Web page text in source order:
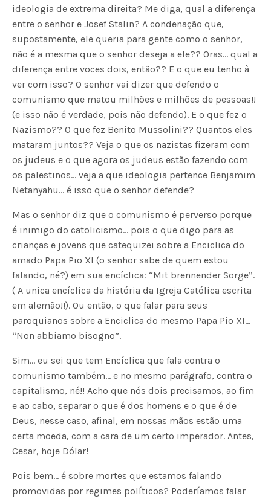
ideologia de extrema direita? Me diga, qual a diferença
entre o senhor e Josef Stalin? A condenação que,
supostamente, ele queria para gente como o senhor,
não é a mesma que o senhor deseja a ele?? Oras… qual a
diferença entre voces dois, então?? E o que eu tenho à
ver com isso? O senhor vai dizer que defendo o
comunismo que matou milhões e milhões de pessoas!!
(e isso não é verdade, pois não defendo). E o que fez o
Nazismo?? O que fez Benito Mussolini?? Quantos eles
mataram juntos?? Veja o que os nazistas fizeram com
os judeus e o que agora os judeus estão fazendo com
os palestinos… veja a que ideologia pertence Benjamim
Netanyahu… é isso que o senhor defende?
Mas o senhor diz que o comunismo é perverso porque
é inimigo do catolicismo… pois o que digo para as
crianças e jovens que catequizei sobre a Enciclica do
amado Papa Pio XI (o senhor sabe de quem estou
falando, né?) em sua encíclica: “Mit brennender Sorge”.
( A unica encíclica da história da Igreja Católica escrita
em alemão!!). Ou então, o que falar para seus
paroquianos sobre a Enciclica do mesmo Papa Pio XI…
“Non abbiamo bisogno”.
Sim… eu sei que tem Encíclica que fala contra o
comunismo também… e no mesmo parágrafo, contra o
capitalismo, né!! Acho que nós dois precisamos, ao fim
e ao cabo, separar o que é dos homens e o que é de
Deus, nesse caso, afinal, em nossas mãos estão uma
certa moeda, com a cara de um certo imperador. Antes,
Cesar, hoje Dólar!
Pois bem… é sobre mortes que estamos falando
promovidas por regimes políticos? Poderíamos falar